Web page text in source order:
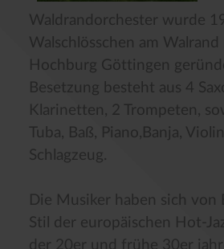
Waldrandorchester wurde
Walschlösschen am Walrand
Hochburg Göttingen
Besetzung besteht aus 4
Klarinetten, 2 Trompeten,
Tuba, Baß, Piano,Banja,
Schlagzeug.
Die Musiker haben sich von
Stil der europäischen Hot-
der 20er und frühe 30er